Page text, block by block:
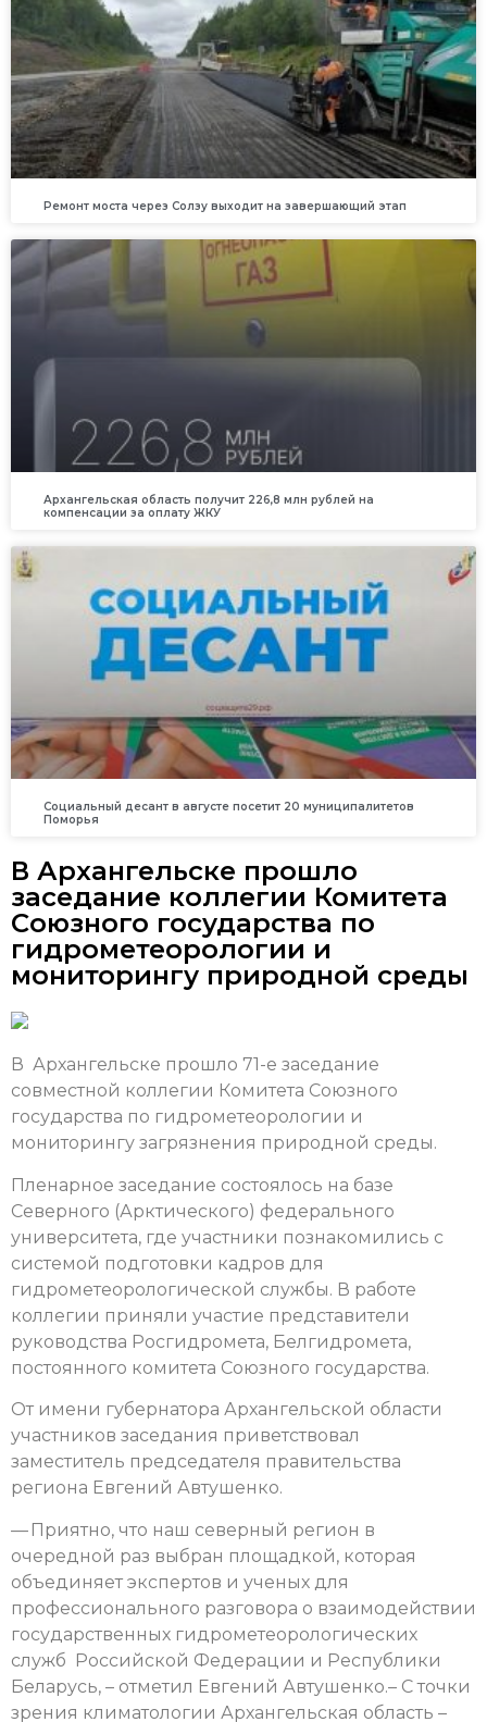
Ремонт моста через Солзу выходит на завершающий этап
Архангельская область получит 226,8 млн рублей на
компенсации за оплату ЖКУ
Социальный десант в августе посетит 20 муниципалитетов
Поморья
В Архангельске прошло
заседание коллегии Комитета
Союзного государства по
гидрометеорологии и
мониторингу природной среды
В Архангельске прошло 71-е заседание
совместной коллегии Комитета Союзного
государства по гидрометеорологии и
мониторингу загрязнения природной среды.
Пленарное заседание состоялось на базе
Северного (Арктического) федерального
университета, где участники познакомились с
системой подготовки кадров для
гидрометеорологической службы. В работе
коллегии приняли участие представители
руководства Росгидромета, Белгидромета,
постоянного комитета Союзного государства.
От имени губернатора Архангельской области
участников заседания приветствовал
заместитель председателя правительства
региона Евгений Автушенко.
— Приятно, что наш северный регион в
очередной раз выбран площадкой, которая
объединяет экспертов и ученых для
профессионального разговора о взаимодействии
государственных гидрометеорологических
служб Российской Федерации и Республики
Беларусь, – отметил Евгений Автушенко.– С точки
зрения климатологии Архангельская область –